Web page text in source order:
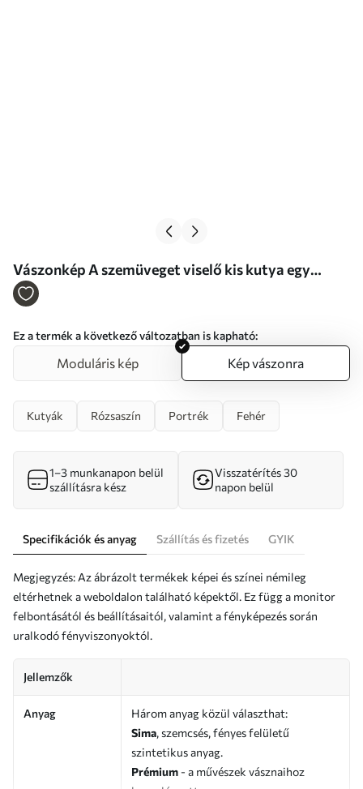
Vászonkép A szemüveget viselő kis kutya egy
festmény utánzata Nr s46722
Ez a termék a következő változatban is kapható:
Moduláris kép Kép vászonra
Kutyák Rózsaszín Portrék Fehér
1–3 munkanapon belül
szállításra kész
Visszatérítés 30
napon belül
Specifikációk és anyag Szállítás és fizetés GYIK
Megjegyzés: Az ábrázolt termékek képei és színei némileg
eltérhetnek a weboldalon található képektől. Ez függ a monitor
felbontásától és beállításaitól, valamint a fényképezés során
uralkodó fényviszonyoktól.
Jellemzők
Anyag
Három anyag közül választhat:
Sima, szemcsés, fényes felületű
szintetikus anyag.
Prémium - a művészek vásznaihoz